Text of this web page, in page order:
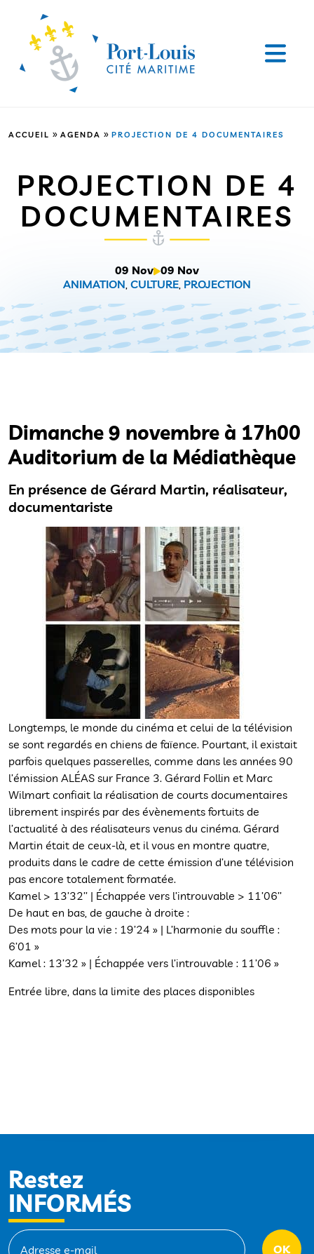
ACCUEIL » AGENDA » PROJECTION DE 4 DOCUMENTAIRES
PROJECTION DE 4
DOCUMENTAIRES
09 Nov 09 Nov
ANIMATION, CULTURE, PROJECTION
Dimanche 9 novembre à 17h00
Auditorium de la Médiathèque
En présence de Gérard Martin, réalisateur,
documentariste
Longtemps, le monde du cinéma et celui de la télévision
se sont regardés en chiens de faïence. Pourtant, il existait
parfois quelques passerelles, comme dans les années 90
l’émission ALÉAS sur France 3. Gérard Follin et Marc
Wilmart confiait la réalisation de courts documentaires
librement inspirés par des évènements fortuits de
l’actualité à des réalisateurs venus du cinéma. Gérard
Martin était de ceux-là, et il vous en montre quatre,
produits dans le cadre de cette émission d’une télévision
pas encore totalement formatée.
Kamel > 13’32’’ | Échappée vers l’introuvable > 11’06’’
De haut en bas, de gauche à droite :
Des mots pour la vie : 19’24 » | L’harmonie du souffle :
6’01 »
Kamel : 13’32 » | Échappée vers l’introuvable : 11’06 »
Entrée libre, dans la limite des places disponibles
Restez
INFORMÉS